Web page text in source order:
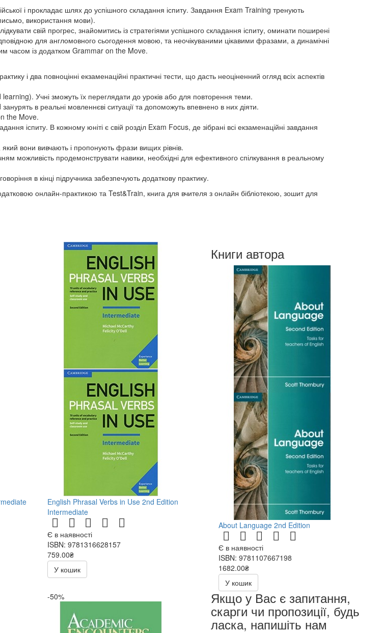
і прокладає шлях до успішного складання іспиту. Завдання Exam Training тренують
використання мови).
свій прогрес, знайомитись із стратегіями успішного складання іспиту, оминати поширені
для англомовного сьогодення мовою, та неочікуваними цікавими фразами, а динамічні
часом із додатком Grammar on the Move.
і два повноцінні екзаменаційні практичні тести, що дасть неоціненний огляд всіх аспектів
Учні зможуть їх переглядати до уроків або для повторення теми.
в реальні мовленнєві ситуації та допоможуть впевнено в них діяти.
the Move.
іспиту. В кожному юніті є свій розділ Exam Focus, де зібрані всі екзаменаційні завдання
який вони вивчають і пропонують фрази вищих рівнів.
можливість продемонструвати навики, необхідні для ефективного спілкування в реальному
в кінці підручника забезпечують додаткову практику.
онлайн-практикою та Test&Train, книга для вчителя з онлайн бібліотекою, зошит для
English Phrasal Verbs in Use 2nd Edition
Intermediate
Є в наявності
ISBN: 9781316628157
759.00₴
У кошик
Книги автора
About Language 2nd Edition
Є в наявності
ISBN: 9781107667198
1682.00₴
У кошик
-50% Якщо у Вас є запитання,
скарги чи пропозиції, будь
ласка, напишіть нам